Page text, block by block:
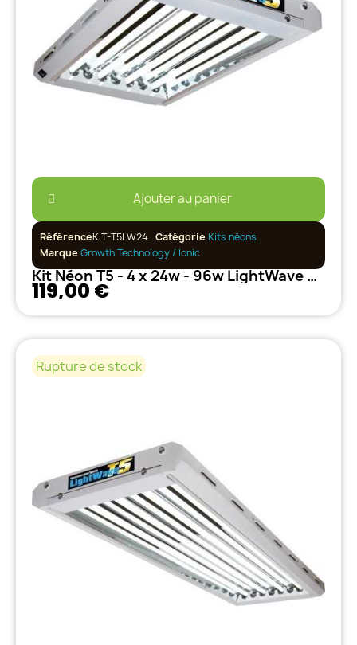
Ajouter au panier
RéférenceKIT-T5LW24 Catégorie Kits néons
Marque Growth Technology / Ionic
Kit Néon T5 - 4 x 24w - 96w LightWave Growth Technology
119,00 €
Rupture de stock